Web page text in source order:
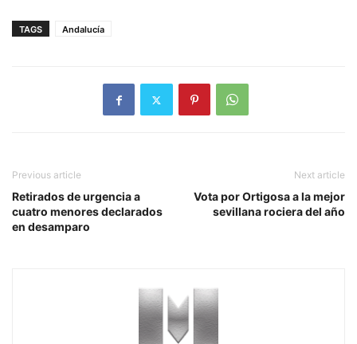
TAGS Andalucía
Previous article
Retirados de urgencia a
cuatro menores declarados
en desamparo
Next article
Vota por Ortigosa a la mejor
sevillana rociera del año